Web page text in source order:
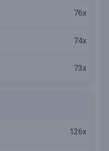
76x
74x
73x
126x